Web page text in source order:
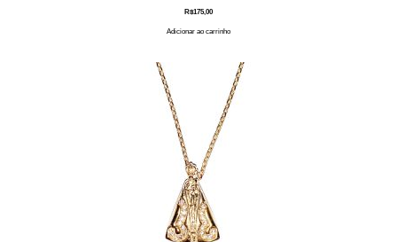
R$175,00
Adicionar ao carrinho